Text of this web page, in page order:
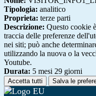
Tipologia: analitico
Proprieta: terze parti
Descrizione: Questo cookie
traccia delle preferenze
nei siti; può anche
utilizzando la nuova o la
Youtube.
Durata: 5 mesi 29 giorni
Accetta tutti Salva le